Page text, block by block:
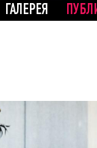
ГАЛЕРЕЯ